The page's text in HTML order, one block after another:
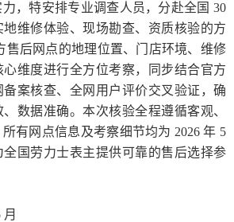
，特安排专业调查人员，分赴全国 30
维修体验、现场勘查、资质核验的方
售后网点的地理位置、门店环境、维修
维度进行全方位考察，同步结合官方
案核查、全网用户评价交叉验证，确
数据准确。本次核验全程遵循客观、
有网点信息及考察细节均为 2026 年 5
全国劳力士表主提供可靠的售后选择参